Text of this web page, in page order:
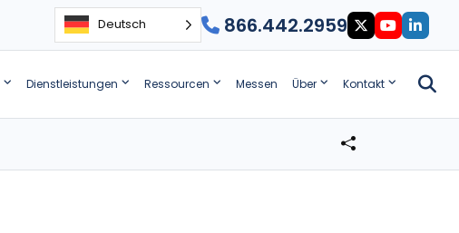
Deutsch 866.442.2959
Dienstleistungen Ressourcen Messen Über Kontakt